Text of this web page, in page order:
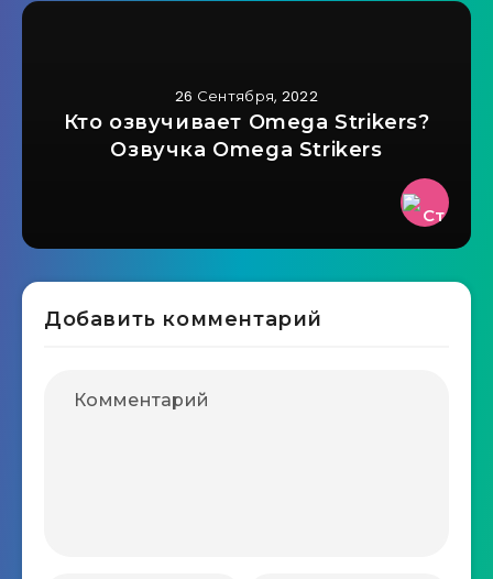
26 Сентября, 2022
Кто озвучивает Omega Strikers?
Озвучка Omega Strikers
Добавить комментарий